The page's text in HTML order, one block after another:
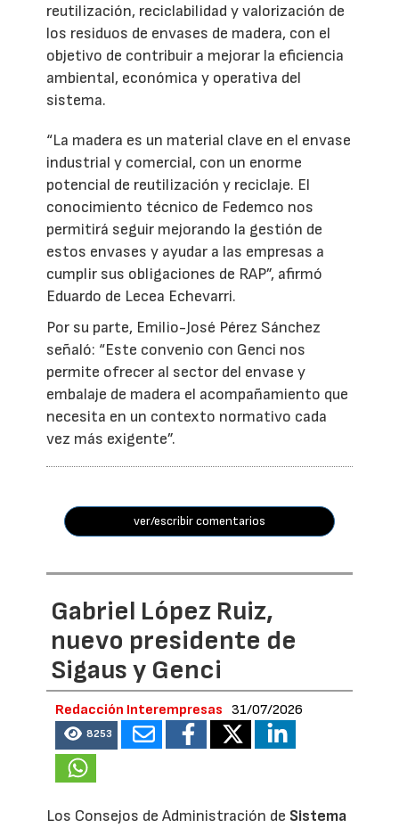
reutilización, reciclabilidad y valorización de
los residuos de envases de madera, con el
objetivo de contribuir a mejorar la eficiencia
ambiental, económica y operativa del
sistema.
“La madera es un material clave en el envase
industrial y comercial, con un enorme
potencial de reutilización y reciclaje. El
conocimiento técnico de Fedemco nos
permitirá seguir mejorando la gestión de
estos envases y ayudar a las empresas a
cumplir sus obligaciones de RAP”, afirmó
Eduardo de Lecea Echevarri.
Por su parte, Emilio-José Pérez Sánchez
señaló: “Este convenio con Genci nos
permite ofrecer al sector del envase y
embalaje de madera el acompañamiento que
necesita en un contexto normativo cada
vez más exigente”.
ver/escribir comentarios
Gabriel López Ruiz,
nuevo presidente de
Sigaus y Genci
Redacción Interempresas 31/07/2026
8253
Los Consejos de Administración de Sistema